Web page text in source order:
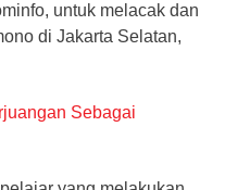
untuk melacak dan
di Jakarta Selatan,
Sebagai